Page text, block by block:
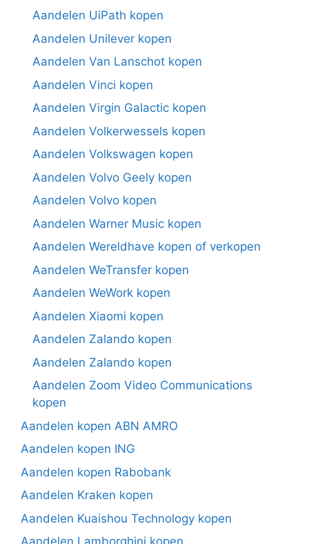
Aandelen UiPath kopen
Aandelen Unilever kopen
Aandelen Van Lanschot kopen
Aandelen Vinci kopen
Aandelen Virgin Galactic kopen
Aandelen Volkerwessels kopen
Aandelen Volkswagen kopen
Aandelen Volvo Geely kopen
Aandelen Volvo kopen
Aandelen Warner Music kopen
Aandelen Wereldhave kopen of verkopen
Aandelen WeTransfer kopen
Aandelen WeWork kopen
Aandelen Xiaomi kopen
Aandelen Zalando kopen
Aandelen Zalando kopen
Aandelen Zoom Video Communications
kopen
Aandelen kopen ABN AMRO
Aandelen kopen ING
Aandelen kopen Rabobank
Aandelen Kraken kopen
Aandelen Kuaishou Technology kopen